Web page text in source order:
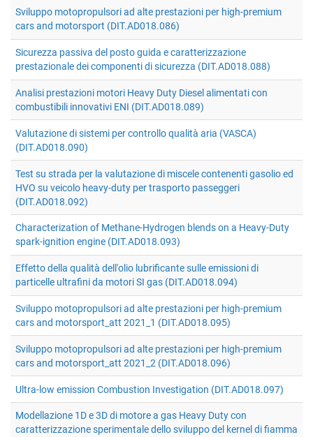
Sviluppo motopropulsori ad alte prestazioni per high-premium
cars and motorsport (DIT.AD018.086)
Sicurezza passiva del posto guida e caratterizzazione
prestazionale dei componenti di sicurezza (DIT.AD018.088)
Analisi prestazioni motori Heavy Duty Diesel alimentati con
combustibili innovativi ENI (DIT.AD018.089)
Valutazione di sistemi per controllo qualità aria (VASCA)
(DIT.AD018.090)
Test su strada per la valutazione di miscele contenenti gasolio ed
HVO su veicolo heavy-duty per trasporto passeggeri
(DIT.AD018.092)
Characterization of Methane-Hydrogen blends on a Heavy-Duty
spark-ignition engine (DIT.AD018.093)
Effetto della qualità dell'olio lubrificante sulle emissioni di
particelle ultrafini da motori SI gas (DIT.AD018.094)
Sviluppo motopropulsori ad alte prestazioni per high-premium
cars and motorsport_att 2021_1 (DIT.AD018.095)
Sviluppo motopropulsori ad alte prestazioni per high-premium
cars and motorsport_att 2021_2 (DIT.AD018.096)
Ultra-low emission Combustion Investigation (DIT.AD018.097)
Modellazione 1D e 3D di motore a gas Heavy Duty con
caratterizzazione sperimentale dello sviluppo del kernel di fiamma